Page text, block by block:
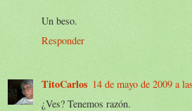
Un beso.
Responder
TitoCarlos 14 de mayo de 2009 a
¿Ves? Tenemos razón.